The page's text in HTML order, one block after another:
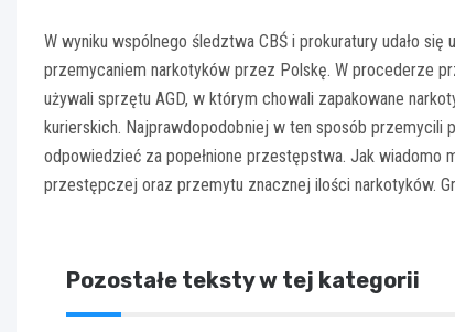
W wyniku wspólnego śledztwa CBŚ i prokuratury udało
przemycaniem narkotyków przez Polskę. W procederze
używali sprzętu AGD, w którym chowali zapakowane
kurierskich. Najprawdopodobniej w ten sposób
odpowiedzieć za popełnione przestępstwa. Jak wiadomo
przestępczej oraz przemytu znacznej ilości narkotyków.
Pozostałe teksty w tej kategorii